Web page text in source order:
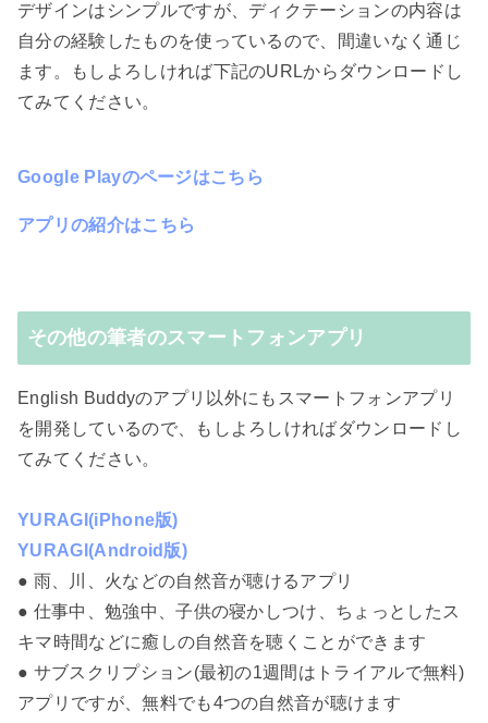
デザインはシンプルですが、ディクテーションの内容は
自分の経験したものを使っているので、間違いなく通じ
ます。もしよろしければ下記のURLからダウンロードし
てみてください。
Google Playのページはこちら
アプリの紹介はこちら
その他の筆者のスマートフォンアプリ
English Buddyのアプリ以外にもスマートフォンアプリ
を開発しているので、もしよろしければダウンロードし
てみてください。
YURAGI(iPhone版)
YURAGI(Android版)
● 雨、川、火などの自然音が聴けるアプリ
● 仕事中、勉強中、子供の寝かしつけ、ちょっとしたス
キマ時間などに癒しの自然音を聴くことができます
● サブスクリプション(最初の1週間はトライアルで無料)
アプリですが、無料でも4つの自然音が聴けます